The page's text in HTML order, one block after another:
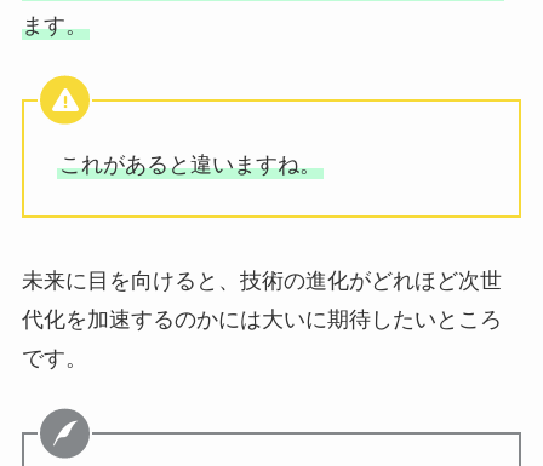
ます。
これがあると違いますね。
未来に目を向けると、技術の進化がどれほど次世
代化を加速するのかには大いに期待したいところ
です。